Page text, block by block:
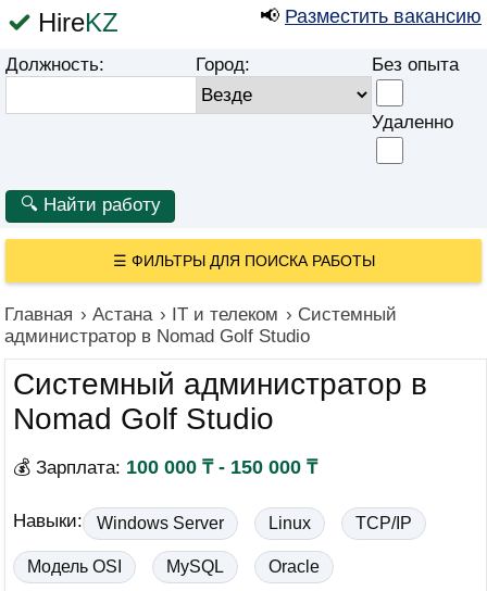
HireKZ 📢 Разместить вакансию
Должность: Город: Без опыта
Удаленно
☰ ФИЛЬТРЫ ДЛЯ ПОИСКА РАБОТЫ
Главная › Астана › IT и телеком › Системный
администратор в Nomad Golf Studio
Системный администратор в
Nomad Golf Studio
💰 Зарплата: 100 000 ₸ - 150 000 ₸
Навыки: Windows Server Linux TCP/IP
Модель OSI MySQL Oracle